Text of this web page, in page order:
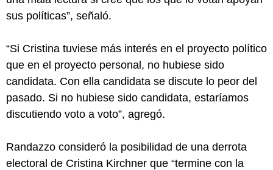
sus políticas”, señaló.
“Si Cristina tuviese más interés en el proyecto político
que en el proyecto personal, no hubiese sido
candidata. Con ella candidata se discute lo peor del
pasado. Si no hubiese sido candidata, estaríamos
discutiendo voto a voto”, agregó.
Randazzo consideró la posibilidad de una derrota
electoral de Cristina Kirchner que “termine con la